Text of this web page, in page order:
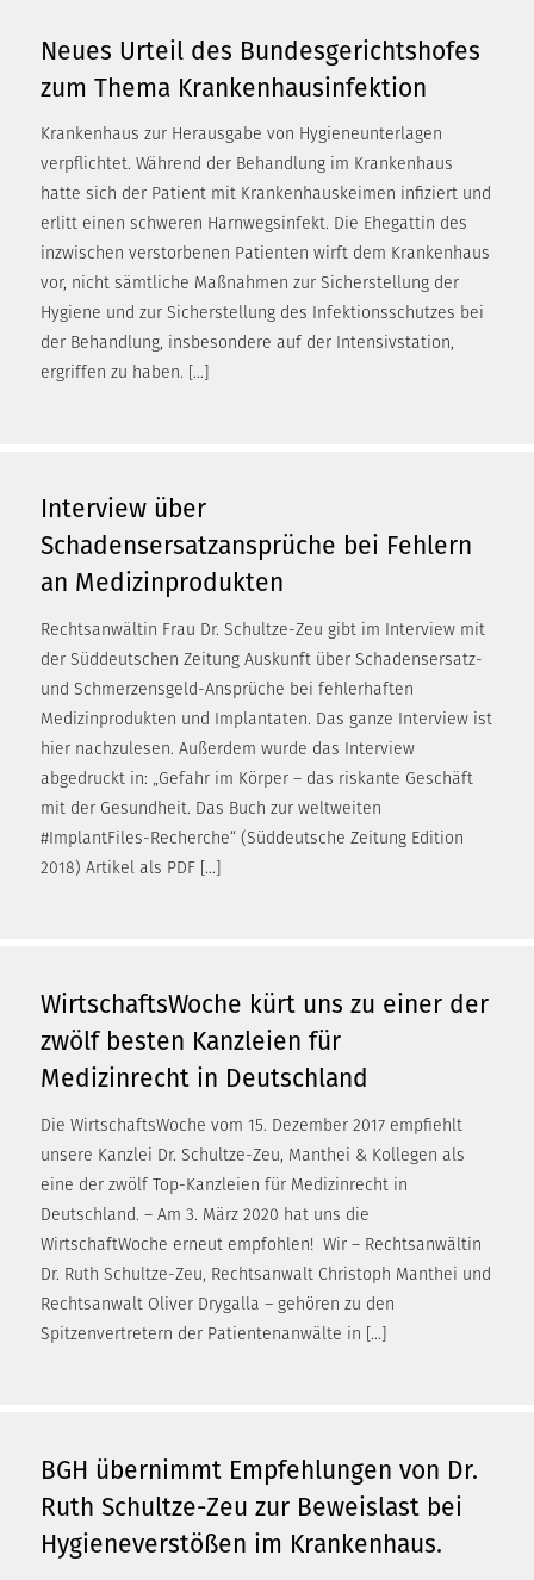
Neues Urteil des Bundesgerichtshofes
zum Thema Krankenhausinfektion
Krankenhaus zur Herausgabe von Hygieneunterlagen
verpflichtet. Während der Behandlung im Krankenhaus
hatte sich der Patient mit Krankenhauskeimen infiziert und
erlitt einen schweren Harnwegsinfekt. Die Ehegattin des
inzwischen verstorbenen Patienten wirft dem Krankenhaus
vor, nicht sämtliche Maßnahmen zur Sicherstellung der
Hygiene und zur Sicherstellung des Infektionsschutzes bei
der Behandlung, insbesondere auf der Intensivstation,
ergriffen zu haben. […]
Interview über
Schadensersatzansprüche bei Fehlern
an Medizinprodukten
Rechtsanwältin Frau Dr. Schultze-Zeu gibt im Interview mit
der Süddeutschen Zeitung Auskunft über Schadensersatz-
und Schmerzensgeld-Ansprüche bei fehlerhaften
Medizinprodukten und Implantaten. Das ganze Interview ist
hier nachzulesen. Außerdem wurde das Interview
abgedruckt in: „Gefahr im Körper – das riskante Geschäft
mit der Gesundheit. Das Buch zur weltweiten
#ImplantFiles-Recherche“ (Süddeutsche Zeitung Edition
2018) Artikel als PDF […]
WirtschaftsWoche kürt uns zu einer der
zwölf besten Kanzleien für
Medizinrecht in Deutschland
Die WirtschaftsWoche vom 15. Dezember 2017 empfiehlt
unsere Kanzlei Dr. Schultze-Zeu, Manthei & Kollegen als
eine der zwölf Top-Kanzleien für Medizinrecht in
Deutschland. – Am 3. März 2020 hat uns die
WirtschaftWoche erneut empfohlen! Wir – Rechtsanwältin
Dr. Ruth Schultze-Zeu, Rechtsanwalt Christoph Manthei und
Rechtsanwalt Oliver Drygalla – gehören zu den
Spitzenvertretern der Patientenanwälte in […]
BGH übernimmt Empfehlungen von Dr.
Ruth Schultze-Zeu zur Beweislast bei
Hygieneverstößen im Krankenhaus.